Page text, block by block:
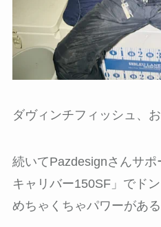
ダヴィンチフィッシュ、
続いてPazdesignさんサ
キャリバー150SF」でドン
めちゃくちゃパワーがあ